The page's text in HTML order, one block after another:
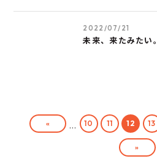
2022/07/21
未来、来たみたい。
« ... 10 11 12 13
»